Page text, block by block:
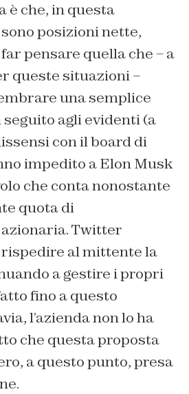
è che, in questa
posizioni nette,
pensare quella che – a
queste situazioni –
una semplice
agli evidenti (a
con il board di
impedito a Elon Musk
che conta nonostante
quota di
Twitter
al mittente la
a gestire i propri
fino a questo
l’azienda non lo ha
che questa proposta
a questo punto, presa